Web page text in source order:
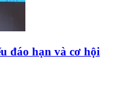
đáo hạn và cơ hội